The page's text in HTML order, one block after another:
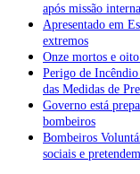
após missão
Apresentado em
extremos
Onze mortos e
Perigo de
das Medidas de
Governo está
bombeiros
Bombeiros
sociais e